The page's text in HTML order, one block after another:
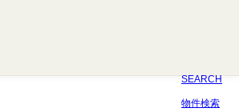
SEARCH
物件検索